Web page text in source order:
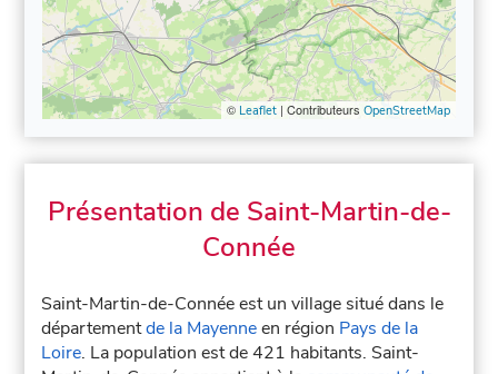
© Leaflet| Contributeurs OpenStreetMap
Présentation de Saint-Martin-de-
Connée
Saint-Martin-de-Connée est un village situé dans le
départementde la Mayenneen région Pays de la
Loire. La population est de 421 habitants. Saint-